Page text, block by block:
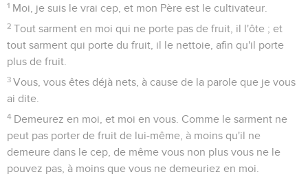
1 Moi, je suis le vrai cep, et mon Père est le cultivateur.
2 Tout sarment en moi qui ne porte pas de fruit, il l'ôte ; et
tout sarment qui porte du fruit, il le nettoie, afin qu'il porte
plus de fruit.
3 Vous, vous êtes déjà nets, à cause de la parole que je vous
ai dite.
4 Demeurez en moi, et moi en vous. Comme le sarment ne
peut pas porter de fruit de lui-même, à moins qu'il ne
demeure dans le cep, de même vous non plus vous ne le
pouvez pas, à moins que vous ne demeuriez en moi.